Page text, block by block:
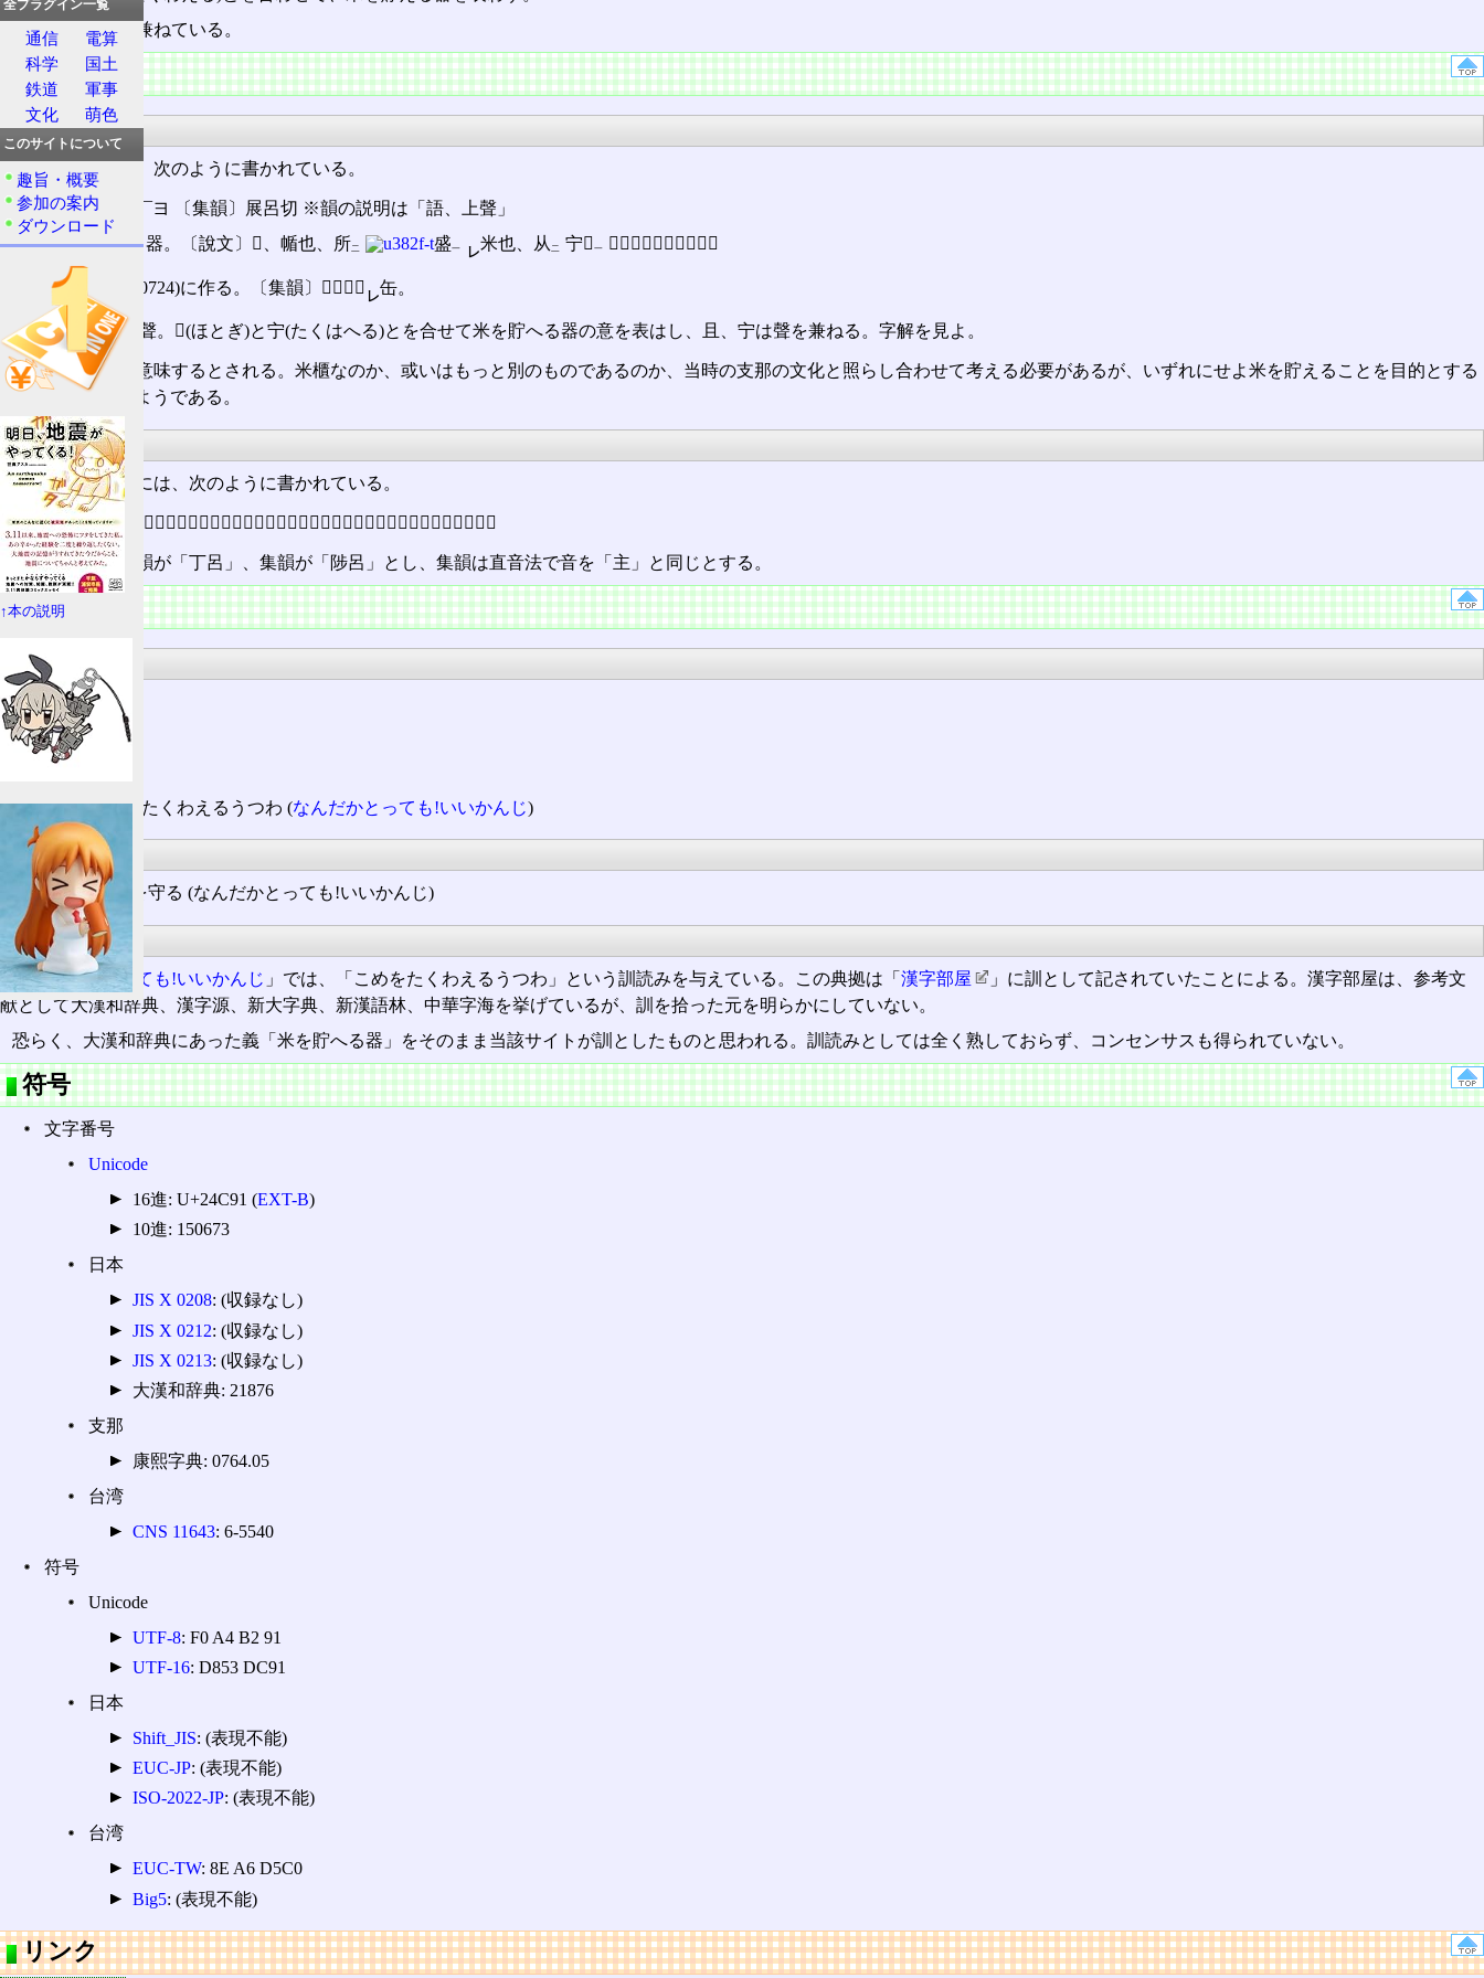
また、宁は音を兼ねている。
概要
大漢和辞典
大漢和辞典には、次のように書かれている。
【𤲑】 21876 チ¯ヨ 〔集韻〕展呂切 ※韻の説明は「語、上聲」
㊀米を貯へる器。〔說文〕𤲑、㡒也、所󠄁㆓ 盛󠄁㆒ ㆑米也、从㆓ 宁𠙹㆒ 、𠙹、缶也、宁亦聲。
㊁或は䍆(7-20724)に作る。〔集韻〕𤲑、或从 ㆑缶。
[解字]會意形聲。𠙹(ほとぎ)と宁(たくはへる)とを合せて米を貯へる器の意を表はし、且、宁は聲を兼󠄁ねる。字解を見よ。
米を貯える器を意味するとされる。米櫃なのか、或いはもっと別のものであるのか、当時の支那の文化と照らし合わせて考える必要があるが、いずれにせよ米を貯えることを目的とする
容器を、𤲑と言うようである。
康熙字典
康熙字典網上版には、次のように書かれている。
𤲑 〔廣韻〕丁呂切〔集韻〕陟呂切𠀤音󠄁主㡒也所󠄁以載盛󠄁米者〔博雅〕㡒褽𤲑也〔釋文󠄁〕陟呂反
音は反切で、廣韻が「丁呂」、集韻が「陟呂」とし、集韻は直音法で音を「主」と同じとする。
日本語
発音
音読み
チョ
こめをたくわえるうつわ (なんだかとっても!いいかんじ)
熟語
飍を恐れ 𤲑を守る (なんだかとっても!いいかんじ)
補足
「なんだかとっても!いいかんじ 」では、「こめをたくわえるうつわ」という訓読みを与えている。この典拠は「漢字部屋
」に訓として記されていたことによる。漢字部屋は、参考文
献として大漢和辞典、漢字源、新大字典、新漢語林、中華字海を挙げているが、訓を拾った元を明らかにしていない。
恐らく、大漢和辞典にあった義「米を貯へる器」をそのまま当該サイトが訓としたものと思われる。訓読みとしては全く熟しておらず、コンセンサスも得られていない。
符号
文字番号
Unicode
16進: U+24C91 (EXT-B)
10進: 150673
日本
JIS X 0208: (収録なし)
JIS X 0212: (収録なし)
JIS X 0213: (収録なし)
大漢和辞典: 21876
支那
康熙字典: 0764.05
台湾
CNS 11643: 6-5540
符号
Unicode
UTF-8: F0 A4 B2 91
UTF-16: D853 DC91
日本
Shift_JIS: (表現不能)
EUC-JP: (表現不能)
ISO-2022-JP: (表現不能)
台湾
EUC-TW: 8E A6 D5C0
Big5: (表現不能)
リンク
全プラグイン一覧
通信
電算
科学
国土
鉄道
軍事
文化
萌色
このサイトについて
趣旨・概要
参加の案内
ダウンロード
↑本の説明